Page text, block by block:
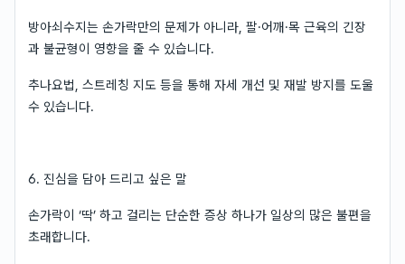
방아쇠수지는 손가락만의 문제가 아니라, 팔·어깨·목 근육의 긴장
과 불균형이 영향을 줄 수 있습니다.
추나요법, 스트레칭 지도 등을 통해 자세 개선 및 재발 방지를 도울
수 있습니다.
6. 진심을 담아 드리고 싶은 말
손가락이 ‘딱’ 하고 걸리는 단순한 증상 하나가 일상의 많은 불편을
초래합니다.